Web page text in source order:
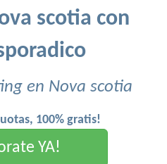
scotia con
en Nova scotia
100% gratis!
YA!